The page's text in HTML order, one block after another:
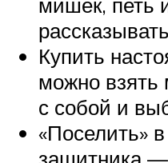
Купить
можно
с собой и
«Поселить»